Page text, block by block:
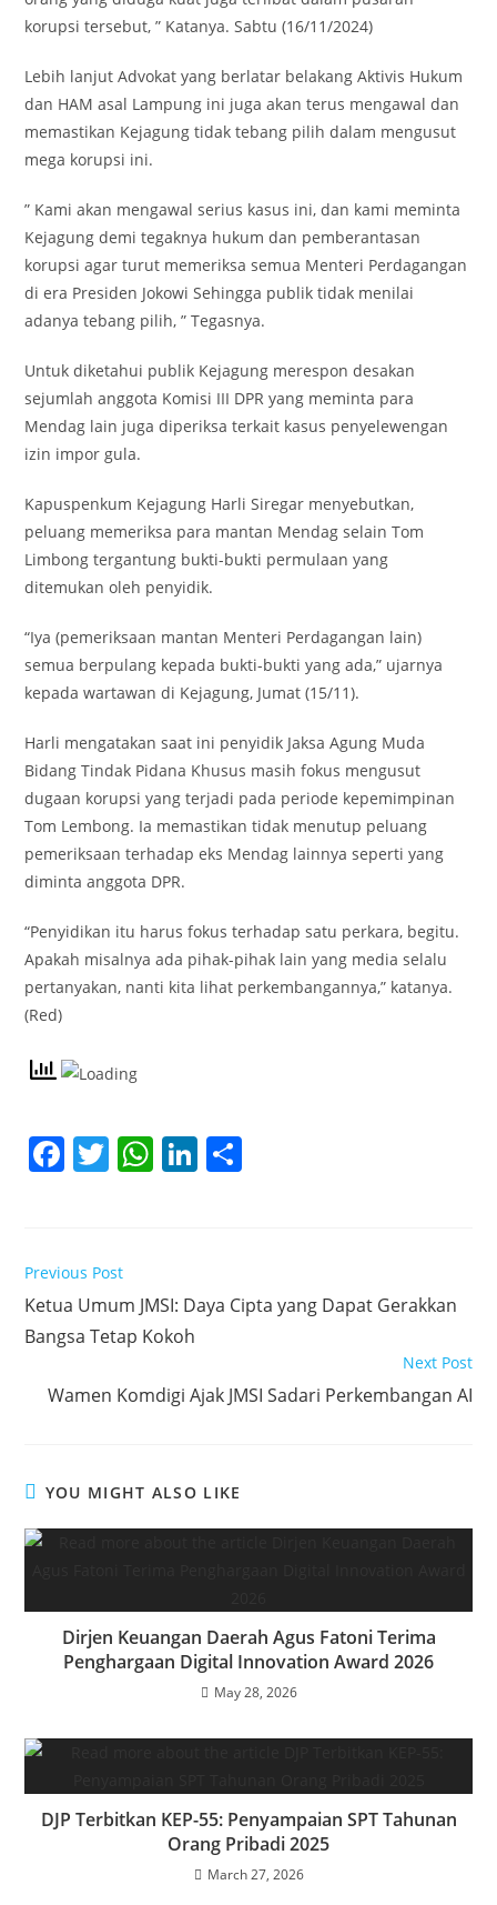
korupsi tersebut, ” Katanya. Sabtu (16/11/2024)
Lebih lanjut Advokat yang berlatar belakang Aktivis Hukum
dan HAM asal Lampung ini juga akan terus mengawal dan
memastikan Kejagung tidak tebang pilih dalam mengusut
mega korupsi ini.
” Kami akan mengawal serius kasus ini, dan kami meminta
Kejagung demi tegaknya hukum dan pemberantasan
korupsi agar turut memeriksa semua Menteri Perdagangan
di era Presiden Jokowi Sehingga publik tidak menilai
adanya tebang pilih, ” Tegasnya.
Untuk diketahui publik Kejagung merespon desakan
sejumlah anggota Komisi III DPR yang meminta para
Mendag lain juga diperiksa terkait kasus penyelewengan
izin impor gula.
Kapuspenkum Kejagung Harli Siregar menyebutkan,
peluang memeriksa para mantan Mendag selain Tom
Limbong tergantung bukti-bukti permulaan yang
ditemukan oleh penyidik.
“Iya (pemeriksaan mantan Menteri Perdagangan lain)
semua berpulang kepada bukti-bukti yang ada,” ujarnya
kepada wartawan di Kejagung, Jumat (15/11).
Harli mengatakan saat ini penyidik Jaksa Agung Muda
Bidang Tindak Pidana Khusus masih fokus mengusut
dugaan korupsi yang terjadi pada periode kepemimpinan
Tom Lembong. Ia memastikan tidak menutup peluang
pemeriksaan terhadap eks Mendag lainnya seperti yang
diminta anggota DPR.
“Penyidikan itu harus fokus terhadap satu perkara, begitu.
Apakah misalnya ada pihak-pihak lain yang media selalu
pertanyakan, nanti kita lihat perkembangannya,” katanya.
(Red)
F
e
b
o
k
T
er
W
A
p
Li
dI
n
Read
articles
Previous Post
Ketua Umum JMSI: Daya Cipta yang Dapat Gerakkan
Bangsa Tetap Kokoh
Next Post
Wamen Komdigi Ajak JMSI Sadari Perkembangan AI
YOU MIGHT ALSO LIKE
Dirjen Keuangan Daerah Agus Fatoni Terima
Penghargaan Digital Innovation Award 2026
May 28, 2026
DJP Terbitkan KEP-55: Penyampaian SPT Tahunan
Orang Pribadi 2025
March 27, 2026